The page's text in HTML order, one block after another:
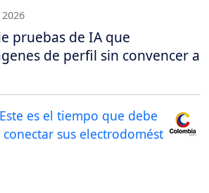
pruebas de IA que
de perfil sin convencer a